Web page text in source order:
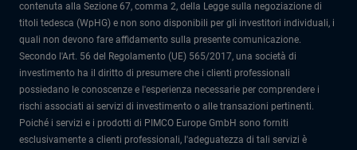
contenuta alla Sezione 67, comma 2, della Legge sulla negoziazione di
titoli tedesca (WpHG) e non sono disponibili per gli investitori individuali, i
quali non devono fare affidamento sulla presente comunicazione.
Secondo l'Art. 56 del Regolamento (UE) 565/2017, una società di
investimento ha il diritto di presumere che i clienti professionali
possiedano le conoscenze e l'esperienza necessarie per comprendere i
rischi associati ai servizi di investimento o alle transazioni pertinenti.
Poiché i servizi e i prodotti di PIMCO Europe GmbH sono forniti
esclusivamente a clienti professionali, l'adeguatezza di tali servizi è